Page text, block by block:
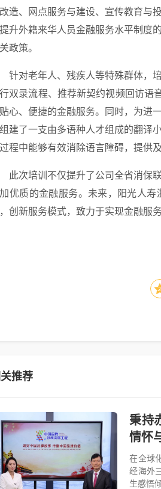
造、网点服务与建设、宣传教育与
升外籍来华人员金融服务水平制度
政策。
针对老年人、残疾人等特殊群体，
双录流程、推荐新契约视频回访语
心、便捷的金融服务。同时，为进
建了一支由多语种人才组成的翻译
程中能够有效消除语言障碍，提供
此次培训不仅提升了公司全省消保
优质的金融服务。未来，阳光人
创新服务模式，致力于实现金融服
推荐
秉持
情怀
在全球
经海外
生感悟